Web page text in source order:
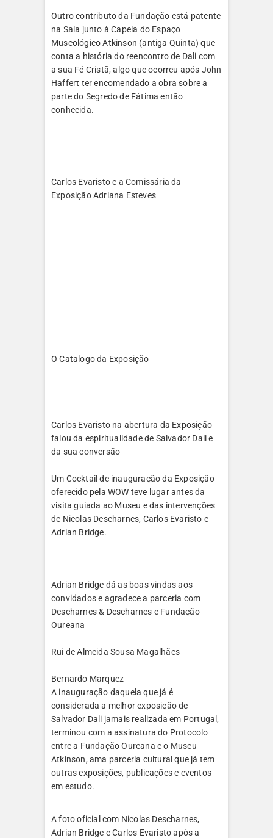
Outro contributo da Fundação está patente
na Sala junto à Capela do Espaço
Museológico Atkinson (antiga Quinta) que
conta a história do reencontro de Dali com
a sua Fé Cristã, algo que ocorreu após John
Haffert ter encomendado a obra sobre a
parte do Segredo de Fátima então
conhecida.
Carlos Evaristo e a Comissária da
Exposição Adriana Esteves
O Catalogo da Exposição
Carlos Evaristo na abertura da Exposição
falou da espiritualidade de Salvador Dali e
da sua conversão
Um Cocktail de inauguração da Exposição
oferecido pela WOW teve lugar antes da
visita guiada ao Museu e das intervenções
de Nicolas Descharnes, Carlos Evaristo e
Adrian Bridge.
Adrian Bridge dá as boas vindas aos
convidados e agradece a parceria com
Descharnes & Descharnes e Fundação
Oureana
Rui de Almeida Sousa Magalhães
Bernardo Marquez
A inauguração daquela que já é
considerada a melhor exposição de
Salvador Dali jamais realizada em Portugal,
terminou com a assinatura do Protocolo
entre a Fundação Oureana e o Museu
Atkinson, ama parceria cultural que já tem
outras exposições, publicações e eventos
em estudo.
A foto oficial com Nicolas Descharnes,
Adrian Bridge e Carlos Evaristo após a